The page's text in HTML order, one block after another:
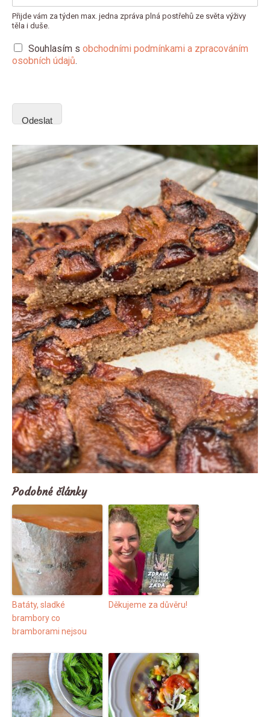
Přijde vám za týden max. jedna zpráva plná postřehů ze světa výživy
těla i duše.
Souhlasím s obchodními podmínkami a zpracováním
osobních údajů.
Odeslat
Podobné články
Batáty, sladké
brambory co
bramborami nejsou
Děkujeme za důvěru!